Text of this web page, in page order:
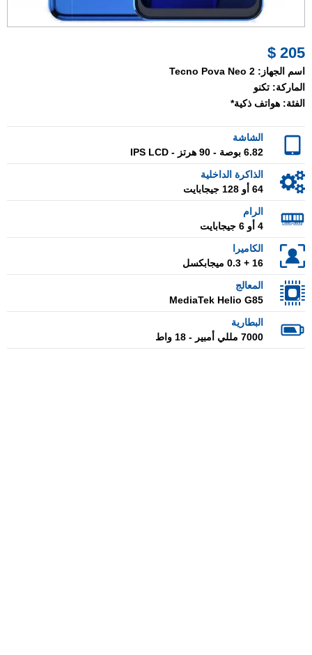
205 $
اسم الجهاز: Tecno Pova Neo 2
الماركة: تكنو
الفئة: هواتف ذكية*
الشاشة
6.82 بوصة - 90 هرتز - IPS LCD
الذاكرة الداخلية
64 أو 128 جيجابايت
الرام
4 أو 6 جيجابايت
الكاميرا
16 + 0.3 ميجابكسل
المعالج
MediaTek Helio G85
البطارية
7000 مللي أمبير - 18 واط